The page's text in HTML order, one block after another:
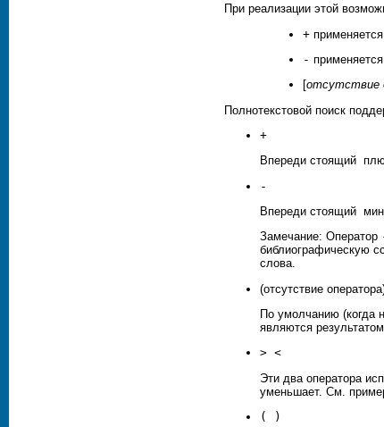
При реализации этой
+
-
[отсутствие
Полнотекстовой поиск
+
Впереди стоящий
-
Впереди стоящий
Замечание: Оператор
библиографическую
слова.
(отсутствие
По умолчанию (когда
являются
> <
Эти два оператора
уменьшает. См.
( )